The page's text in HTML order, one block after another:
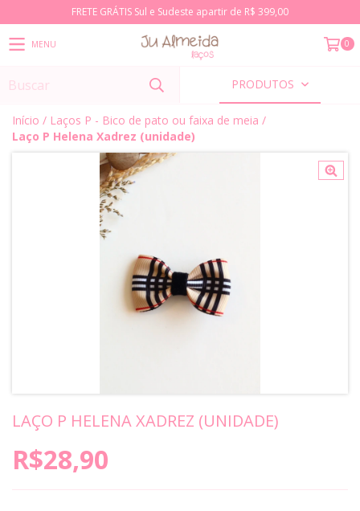
FRETE GRÁTIS Sul e Sudeste apartir de R$ 399,00
MENU 0
PRODUTOS
Início / Laços P - Bico de pato ou faixa de meia /
Laço P Helena Xadrez (unidade)
LAÇO P HELENA XADREZ (UNIDADE)
R$28,90